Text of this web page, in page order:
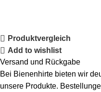
Produktvergleich
Add to wishlist
Versand und Rückgabe
Bei Bienenhirte bieten wir
unsere Produkte.